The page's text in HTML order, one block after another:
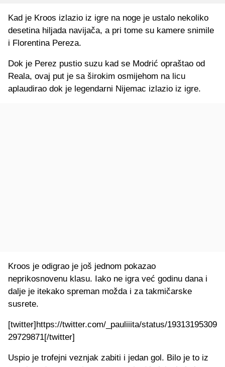
Kad je Kroos izlazio iz igre na noge je ustalo nekoliko
desetina hiljada navijača, a pri tome su kamere snimile
i Florentina Pereza.
Dok je Perez pustio suzu kad se Modrić opraštao od
Reala, ovaj put je sa širokim osmijehom na licu
aplaudirao dok je legendarni Nijemac izlazio iz igre.
Kroos je odigrao je još jednom pokazao
neprikosnovenu klasu. Iako ne igra već godinu dana i
dalje je itekako spreman možda i za takmičarske
susrete.
[twitter]https://twitter.com/_pauliiita/status/19313195309
29729871[/twitter]
Uspio je trofejni veznjak zabiti i jedan gol. Bilo je to iz